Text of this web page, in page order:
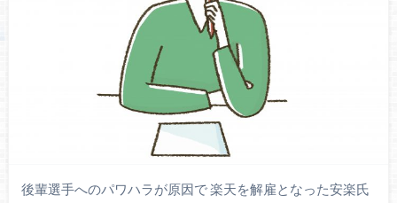
後輩選手へのパワハラが原因で 楽天を解雇となった安楽氏